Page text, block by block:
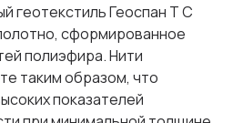
геотекстиль Геоспан Т С
сформированное
полиэфира. Нити
таким образом, что
показателей